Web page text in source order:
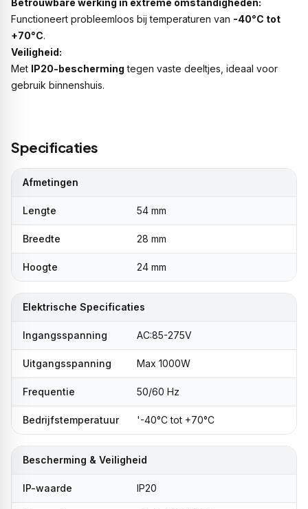
Betrouwbare werking in extreme omstandigheden:
Functioneert probleemloos bij temperaturen van -40°C tot
+70°C.
Veiligheid:
Met IP20-bescherming tegen vaste deeltjes, ideaal voor
gebruik binnenshuis.
Specificaties
Afmetingen
Lengte 54 mm
Breedte 28 mm
Hoogte 24 mm
Elektrische Specificaties
Ingangsspanning AC:85-275V
Uitgangsspanning Max 1000W
Frequentie 50/60 Hz
Bedrijfstemperatuur '-40°C tot +70°C
Bescherming & Veiligheid
IP-waarde IP20